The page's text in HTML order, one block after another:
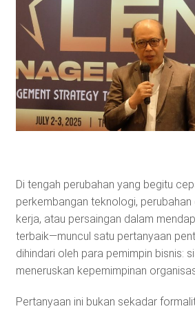
Di tengah perubahan yang begitu
perkembangan teknologi,
kerja, atau persaingan dalam
terbaik—muncul satu pertanyaan
dihindari oleh para pemimpin bisnis:
meneruskan kepemimpinan
Pertanyaan ini bukan sekadar